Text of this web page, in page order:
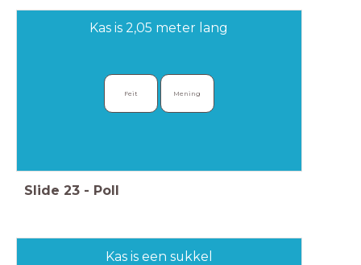
Kas is 2,05 meter lang
Feit Mening
Slide 23 - Poll
Kas is een sukkel